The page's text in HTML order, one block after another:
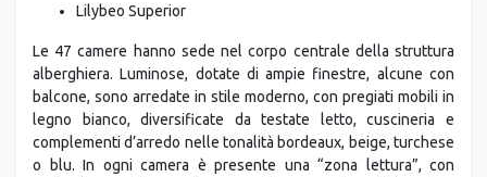
Lilybeo Superior
Le 47 camere hanno sede nel corpo centrale della struttura
alberghiera. Luminose, dotate di ampie finestre, alcune con
balcone, sono arredate in stile moderno, con pregiati mobili in
legno bianco, diversificate da testate letto, cuscineria e
complementi d’arredo nelle tonalità bordeaux, beige, turchese
o blu. In ogni camera è presente una “zona lettura”, con